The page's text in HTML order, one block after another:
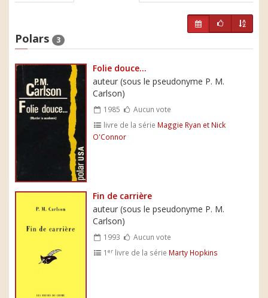
Polars 3
Folie douce...
auteur (sous le pseudonyme P. M.
Carlson)
1985
Aucun vote
livre de la série Maggie Ryan et Nick
O'Connor
Fin de carrière
auteur (sous le pseudonyme P. M.
Carlson)
1993
Aucun vote
1er livre de la série Marty Hopkins